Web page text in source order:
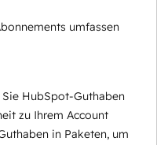
umfassen
HubSpot-Guthaben
zu Ihrem Account
in Paketen, um